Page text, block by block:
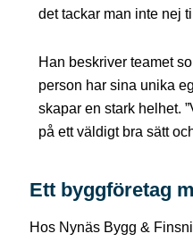
det tackar man inte nej
Han beskriver teamet
person har sina unika
skapar en stark helhet.
på ett väldigt bra sätt
Ett byggföretag
Hos Nynäs Bygg &